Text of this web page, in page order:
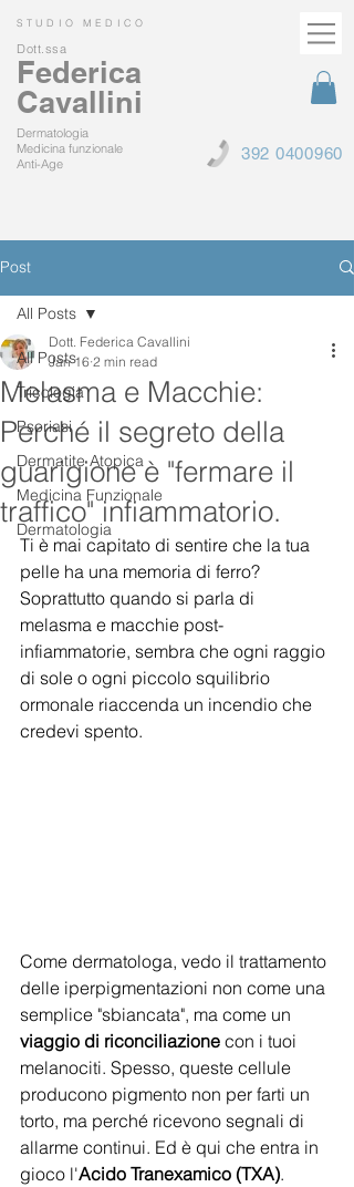
STUDIO MEDICO
Dott.ssa
Federica
Cavallini
Dermatologia
Medicina funzionale
Anti-Age
392 0400960
Post
All Posts
Tricologia
Psoriasi
Dermatite Atopica
Medicina Funzionale
Dermatologia
All Posts
Melasma e Macchie:
Perché il segreto della
guarigione è "fermare il
traffico" infiammatorio.
Dott. Federica Cavallini
Jan 16 2 min read
Ti è mai capitato di sentire che la tua
pelle ha una memoria di ferro?
Soprattutto quando si parla di
melasma e macchie post-
infiammatorie, sembra che ogni raggio
di sole o ogni piccolo squilibrio
ormonale riaccenda un incendio che
credevi spento.
Come dermatologa, vedo il trattamento
delle iperpigmentazioni non come una
semplice "sbiancata", ma come un
viaggio di riconciliazione con i tuoi
melanociti. Spesso, queste cellule
producono pigmento non per farti un
torto, ma perché ricevono segnali di
allarme continui. Ed è qui che entra in
gioco l'Acido Tranexamico (TXA).